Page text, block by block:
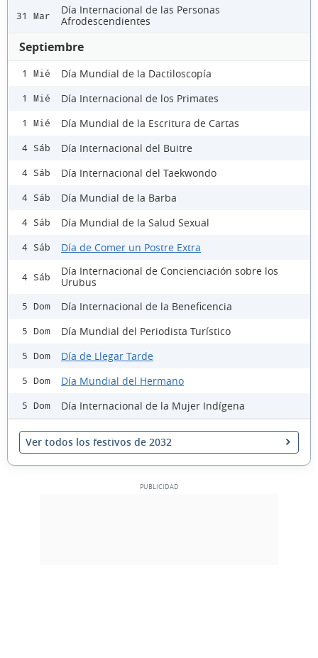
31 Mar
Día Internacional de las Personas
Afrodescendientes
Septiembre
1 Mié Día Mundial de la Dactiloscopía
1 Mié Día Internacional de los Primates
1 Mié Día Mundial de la Escritura de Cartas
4 Sáb Día Internacional del Buitre
4 Sáb Día Internacional del Taekwondo
4 Sáb Día Mundial de la Barba
4 Sáb Día Mundial de la Salud Sexual
4 Sáb Día de Comer un Postre Extra
4 Sáb
Día Internacional de Concienciación sobre los
Urubus
5 Dom Día Internacional de la Beneficencia
5 Dom Día Mundial del Periodista Turístico
5 Dom Día de Llegar Tarde
5 Dom Día Mundial del Hermano
5 Dom Día Internacional de la Mujer Indígena
Ver todos los festivos de 2032